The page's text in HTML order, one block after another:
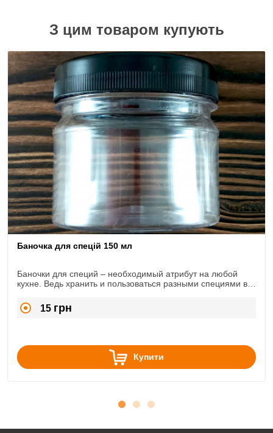
З цим товаром купують
Баночка для спецій 150 мл
Баночки для специй – необходимый атрибут на любой
кухне. Ведь хранить и пользоваться разными специями в
производителя.
15 грн
Купити